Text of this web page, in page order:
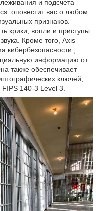
и подсчета
оповестит вас о любом
признаков.
крики, вопли и приступы
Кроме того, Axis
,
информацию от
также обеспечивает
ключей,
140-3 Level 3.